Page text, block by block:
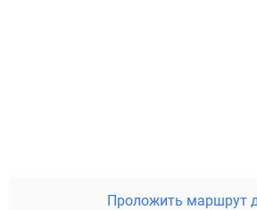
Проложить маршрут